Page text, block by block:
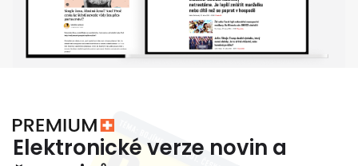
Elektronické verze novin a